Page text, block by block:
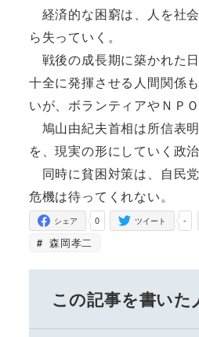
経済的な困窮は、人を社
ら失っていく。
戦後の成長期に築かれた
十全に発揮させる人間関係
いが、ボランティアやＮＰ
鳩山由紀夫首相は所信表
を、現実の形にしていく政
同時に貧困対策は、自民
危機は待ってくれない。
0
シェア -
ツイート
森岡孝二
この記事を書いた